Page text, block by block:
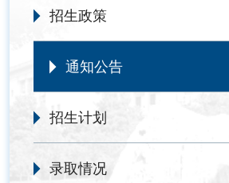
招生政策
通知公告
招生计划
录取情况